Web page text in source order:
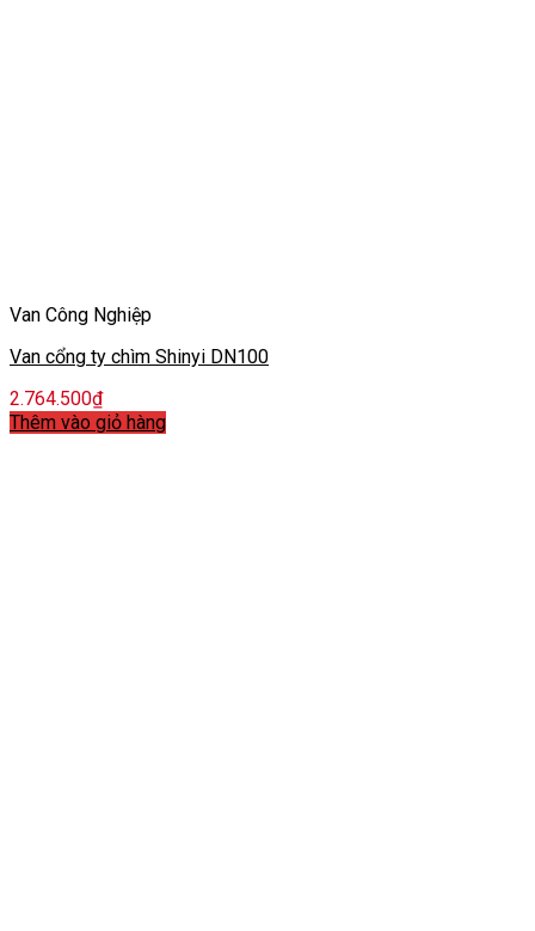
Van Công Nghiệp
Van cổng ty chìm Shinyi DN100
2.764.500₫
Thêm vào giỏ hàng